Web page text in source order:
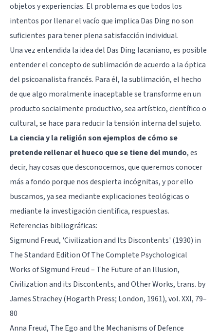
objetos y experiencias. El problema es que todos los
intentos por llenar el vacío que implica Das Ding no son
suficientes para tener plena satisfacción individual.
Una vez entendida la idea del Das Ding lacaniano, es posible
entender el concepto de sublimación de acuerdo a la óptica
del psicoanalista francés. Para él, la sublimación, el hecho
de que algo moralmente inaceptable se transforme en un
producto socialmente productivo, sea artístico, científico o
cultural, se hace para reducir la tensión interna del sujeto.
La ciencia y la religión son ejemplos de cómo se
pretende rellenar el hueco que se tiene del mundo, es
decir, hay cosas que desconocemos, que queremos conocer
más a fondo porque nos despierta incógnitas, y por ello
buscamos, ya sea mediante explicaciones teológicas o
mediante la investigación científica, respuestas.
Referencias bibliográficas:
Sigmund Freud, 'Civilization and Its Discontents' (1930) in
The Standard Edition Of The Complete Psychological
Works of Sigmund Freud – The Future of an Illusion,
Civilization and its Discontents, and Other Works, trans. by
James Strachey (Hogarth Press; London, 1961), vol. XXI, 79–
80
Anna Freud, The Ego and the Mechanisms of Defence